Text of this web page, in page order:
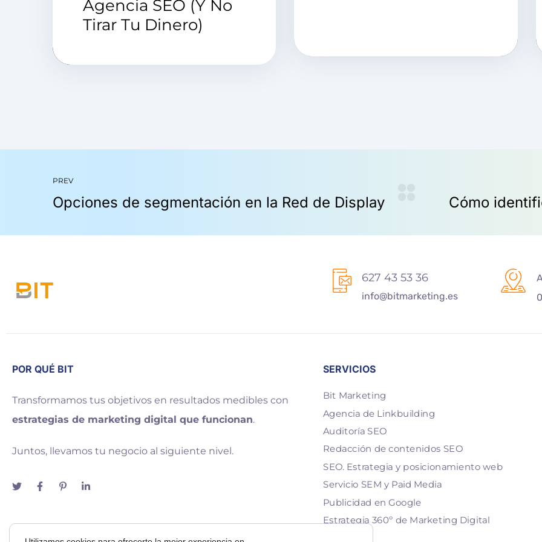
Agencia SEO (Y No
Tirar Tu Dinero)
PREV
627 43 53 36
info@bitmarketing.es
POR QUÉ BIT
Transformamos tus objetivos en resultados medibles con
estrategias de marketing digital que funcionan.
Juntos, llevamos tu negocio al siguiente nivel.
SERVICIOS
Bit Marketing
Agencia de Linkbuilding
Auditoría SEO
Redacción de contenidos SEO
SEO. Estrategia y posicionamiento web
Servicio SEM y Paid Media
Publicidad en Google
Estrategia 360º de Marketing Digital